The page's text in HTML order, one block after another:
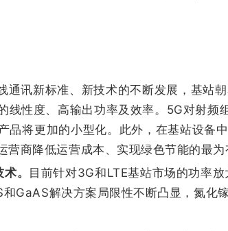
通讯新标准、新技术的不断发展，基站
线性度、高输出功率及效率。5G对射
品将更加的小型化。此外，在基站设
商降低运营成本、实现绿色节能的最为
。 目前针对3G和LTE基站市场的功率
GaAS解决方案局限性不断凸显，氮化